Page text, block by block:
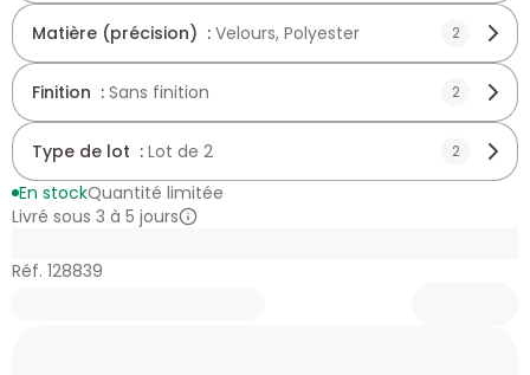
Matière (précision) : Velours, Polyester 2
Finition : Sans finition 2
Type de lot : Lot de 2 2
En stockQuantité limitée
Livré sous 3 à 5 jours
Réf. 128839